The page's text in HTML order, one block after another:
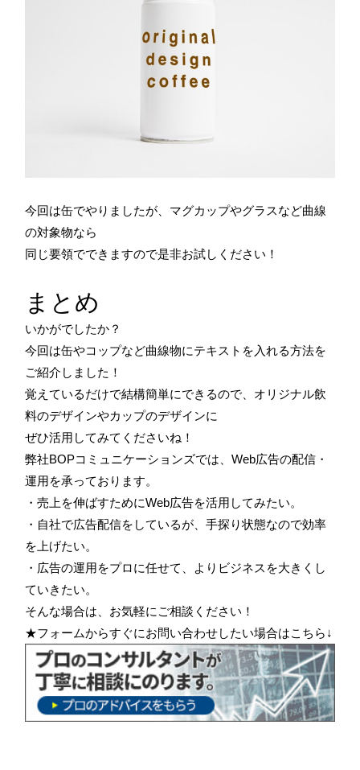
今回は缶でやりましたが、マグカップやグラスなど曲線
の対象物なら
同じ要領でできますので是非お試しください！
まとめ
いかがでしたか？
今回は缶やコップなど曲線物にテキストを入れる方法を
ご紹介しました！
覚えているだけで結構簡単にできるので、オリジナル飲
料のデザインやカップのデザインに
ぜひ活用してみてくださいね！
弊社BOPコミュニケーションズでは、Web広告の配信・
運用を承っております。
・売上を伸ばすためにWeb広告を活用してみたい。
・自社で広告配信をしているが、手探り状態なので効率
を上げたい。
・広告の運用をプロに任せて、よりビジネスを大きくし
ていきたい。
そんな場合は、お気軽にご相談ください！
★フォームからすぐにお問い合わせしたい場合はこちら↓